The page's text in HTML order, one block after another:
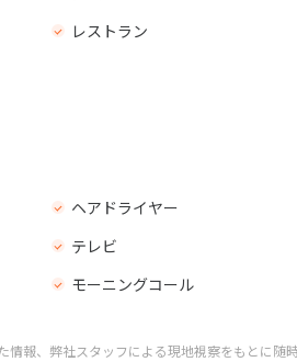
レストラン
ヘアドライヤー
テレビ
モーニングコール
情報、弊社スタッフによる現地視察をもとに